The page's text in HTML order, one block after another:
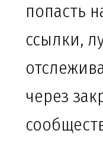
попасть
ссылки,
через